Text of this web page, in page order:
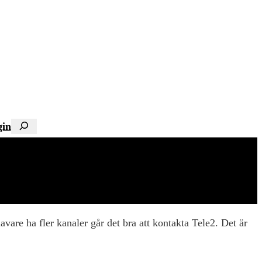
Sök
ha fler kanaler går det bra att kontakta Tele2. Det är